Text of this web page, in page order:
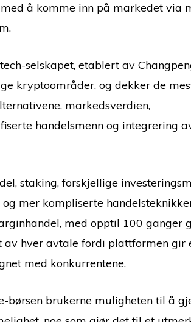
å komme inn på markedet via
selskapet, etablert av
kryptoområder, og dekker de
markedsverdien,
handelsmenn og integrering
staking, forskjellige
mer kompliserte
med opptil 100 ganger
hver avtale fordi plattformen gir
med konkurrentene.
børsen brukerne muligheten til å